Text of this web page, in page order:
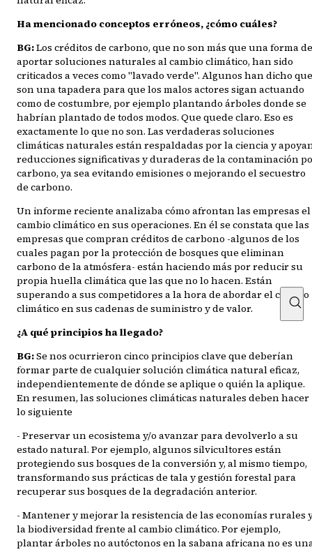
Ha mencionado conceptos erróneos, ¿cómo cuáles?
BG:Los créditos de carbono, que no son más que una forma de
aportar soluciones naturales al cambio climático, han sido
criticados a veces como "lavado verde". Algunos han dicho que
son una tapadera para que los malos actores sigan actuando
como de costumbre, por ejemplo plantando árboles donde se
habrían plantado de todos modos. Que quede claro. Eso es
exactamente lo que no son. Las verdaderas soluciones
climáticas naturales están respaldadas por la ciencia y
reducciones significativas y duraderas de la contaminación
carbono, ya sea evitando emisiones o mejorando el secuestro
de carbono.
Un informe reciente analizaba cómo afrontan las empresas el
cambio climático en sus operaciones. En él se constata que las
empresas que compran créditos de carbono -algunos de los
cuales pagan por la protección de bosques que eliminan
carbono de la atmósfera- están haciendo más por reducir su
propia huella climática que las que no lo hacen. Están
superando a sus competidores a la hora de abordar el cambio
climático en sus cadenas de suministro y de valor.
¿A qué principios ha llegado?
BG:Se nos ocurrieron cinco principios clave que deberían
formar parte de cualquier solución climática natural eficaz,
independientemente de dónde se aplique o quién la aplique.
En resumen, las soluciones climáticas naturales deben hacer
lo siguiente
- Preservar un ecosistema y/o avanzar para devolverlo a su
estado natural. Por ejemplo, algunos silvicultores están
protegiendo sus bosques de la conversión y, al mismo tiempo,
transformando sus prácticas de tala y gestión forestal para
recuperar sus bosques de la degradación anterior.
- Mantener y mejorar la resistencia de las economías rurales
la biodiversidad frente al cambio climático. Por ejemplo,
plantar árboles no autóctonos en la sabana africana no es